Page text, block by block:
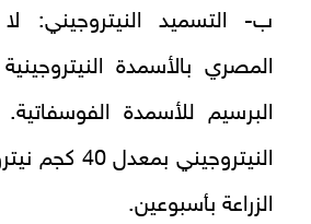
ب- التسميد النيتروجيني:
المصري بالأسمدة
البرسيم للأسمدة
النيتروجيني
الزراعة بأسبوعين.